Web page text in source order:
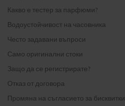
Какво е тестер за парфюми?
Водоустойчивост на часовника
Често задавани въпроси
Само оригинални стоки
Защо да се регистрирате?
Отказ от договора
Промяна на съгласието за бисквитки